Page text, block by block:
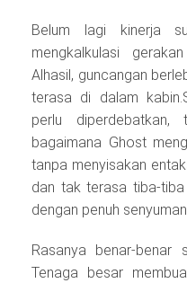
Belum lagi kinerja
mengkalkulasi
Alhasil, guncangan
terasa di dalam
perlu
bagaimana Ghost
tanpa menyisakan
dan tak terasa tiba-
dengan penuh
Rasanya benar-benar
Tenaga besar